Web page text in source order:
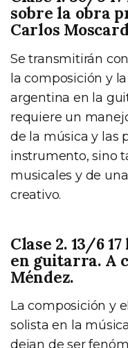
sobre la obra
Carlos
Se transmitirán
la composición y
argentina en la
requiere un
de la música y las
instrumento, sino
musicales y de
creativo.
Clase 2. 13/6
en guitarra. A
Méndez.
La composición y
solista en la
dejan de ser